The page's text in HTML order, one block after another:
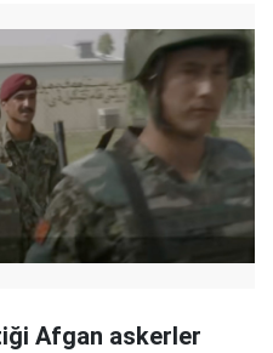
Afgan askerler